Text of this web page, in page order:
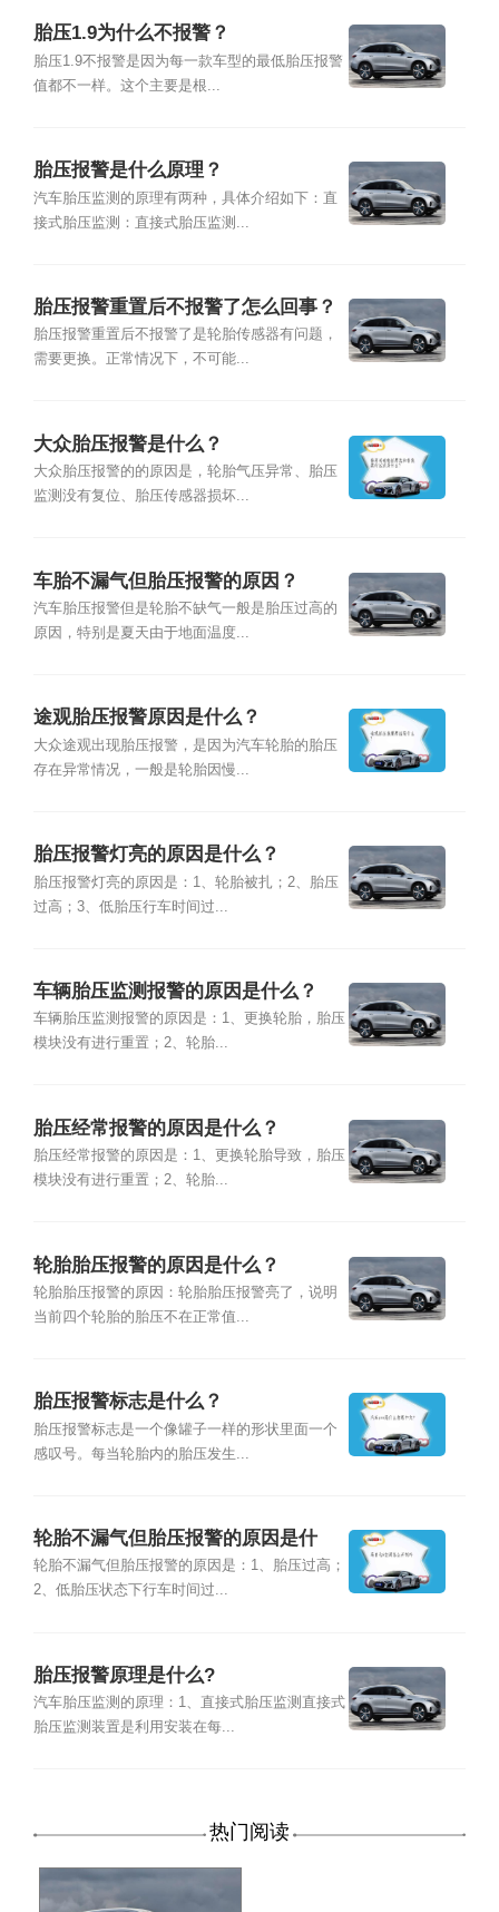
胎压1.9为什么不报警？
胎压1.9不报警是因为每一款车型的最低胎压报警
值都不一样。这个主要是根...
胎压报警是什么原理？
汽车胎压监测的原理有两种，具体介绍如下：直
接式胎压监测：直接式胎压监测...
胎压报警重置后不报警了怎么回事？
胎压报警重置后不报警了是轮胎传感器有问题，
需要更换。正常情况下，不可能...
大众胎压报警是什么？
大众胎压报警的的原因是，轮胎气压异常、胎压
监测没有复位、胎压传感器损坏...
车胎不漏气但胎压报警的原因？
汽车胎压报警但是轮胎不缺气一般是胎压过高的
原因，特别是夏天由于地面温度...
途观胎压报警原因是什么？
大众途观出现胎压报警，是因为汽车轮胎的胎压
存在异常情况，一般是轮胎因慢...
胎压报警灯亮的原因是什么？
胎压报警灯亮的原因是：1、轮胎被扎；2、胎压
过高；3、低胎压行车时间过...
车辆胎压监测报警的原因是什么？
车辆胎压监测报警的原因是：1、更换轮胎，胎压
模块没有进行重置；2、轮胎...
胎压经常报警的原因是什么？
胎压经常报警的原因是：1、更换轮胎导致，胎压
模块没有进行重置；2、轮胎...
轮胎胎压报警的原因是什么？
轮胎胎压报警的原因：轮胎胎压报警亮了，说明
当前四个轮胎的胎压不在正常值...
胎压报警标志是什么？
胎压报警标志是一个像罐子一样的形状里面一个
感叹号。每当轮胎内的胎压发生...
轮胎不漏气但胎压报警的原因是什
么？
轮胎不漏气但胎压报警的原因是：1、胎压过高；
2、低胎压状态下行车时间过...
胎压报警原理是什么?
汽车胎压监测的原理：1、直接式胎压监测直接式
胎压监测装置是利用安装在每...
热门阅读